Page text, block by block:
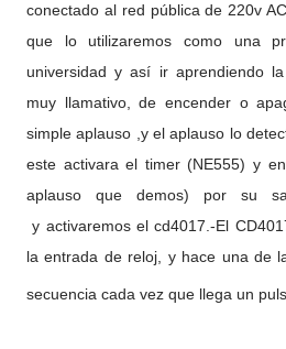
conectado al red pública de 220v
que lo utilizaremos como una
universidad y así ir aprendiendo
muy llamativo, de encender o
simple aplauso ,y el aplauso lo
este activara el timer (NE555) y
aplauso que demos) por su
y activaremos el cd4017.-El
la entrada de reloj, y hace una de
secuencia cada vez que llega un